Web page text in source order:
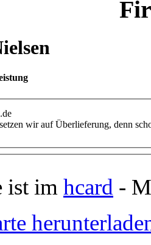
wir auf Überlieferung, denn
ist im hcard -